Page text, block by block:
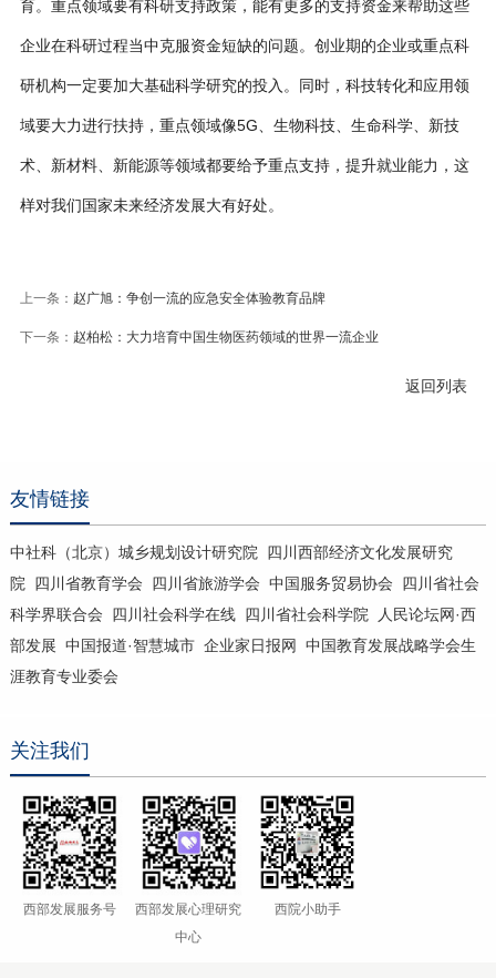
育。重点领域要有科研支持政策，能有更多的支持资金来帮助这些
企业在科研过程当中克服资金短缺的问题。创业期的企业或重点科
研机构一定要加大基础科学研究的投入。同时，科技转化和应用领
域要大力进行扶持，重点领域像5G、生物科技、生命科学、新技
术、新材料、新能源等领域都要给予重点支持，提升就业能力，这
样对我们国家未来经济发展大有好处。
上一条： 赵广旭：争创一流的应急安全体验教育品牌
下一条： 赵柏松：大力培育中国生物医药领域的世界一流企业
返回列表
友情链接
中社科（北京）城乡规划设计研究院 四川西部经济文化发展研究
院 四川省教育学会 四川省旅游学会 中国服务贸易协会
四川省社会
科学界联合会
四川社会科学在线 四川省社会科学院
人民论坛网·西
部发展 中国报道·智慧城市 企业家日报网
中国教育发展战略学会生
涯教育专业委会
关注我们
西部发展服务号
西部发展心理研究
中心
西院小助手